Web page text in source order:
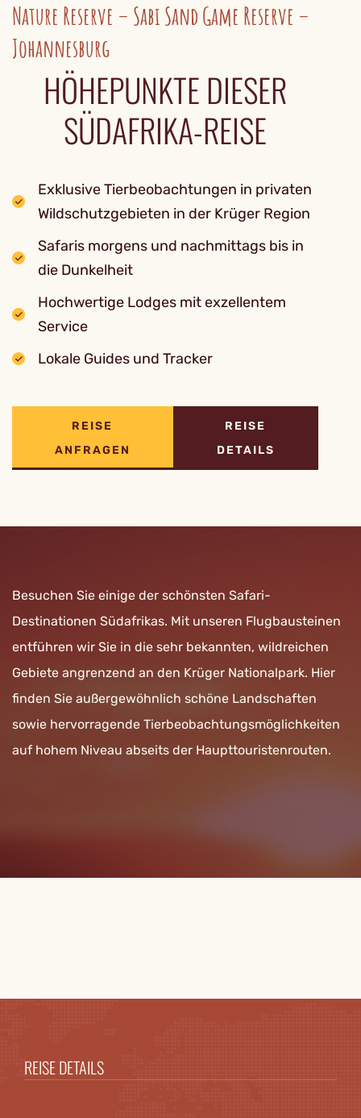
Nature Reserve – Sabi Sand Game Reserve –
Johannesburg
HÖHEPUNKTE DIESER
SÜDAFRIKA-REISE
Exklusive Tierbeobachtungen in privaten
Wildschutzgebieten in der Krüger Region
Safaris morgens und nachmittags bis in
die Dunkelheit
Hochwertige Lodges mit exzellentem
Service
Lokale Guides und Tracker
REISE
ANFRAGEN
REISE
DETAILS
Besuchen Sie einige der schönsten Safari-
Destinationen Südafrikas. Mit unseren Flugbausteinen
entführen wir Sie in die sehr bekannten, wildreichen
Gebiete angrenzend an den Krüger Nationalpark. Hier
finden Sie außergewöhnlich schöne Landschaften
sowie hervorragende Tierbeobachtungsmöglichkeiten
auf hohem Niveau abseits der Haupttouristenrouten.
REISE DETAILS